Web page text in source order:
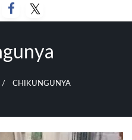
CHIKUNGUNYA